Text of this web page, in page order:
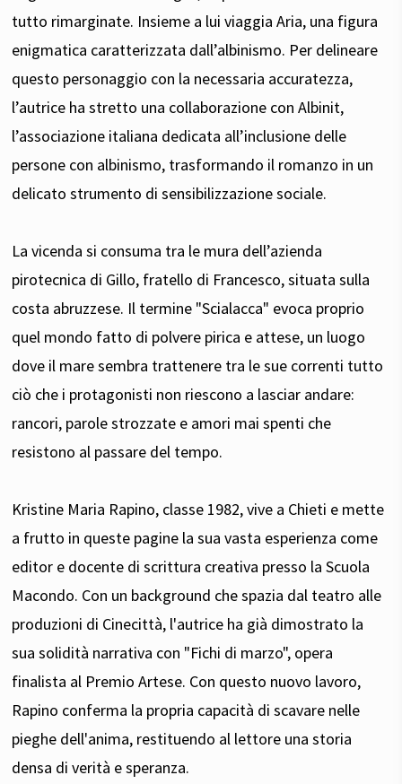
tutto rimarginate. Insieme a lui viaggia Aria, una figura
enigmatica caratterizzata dall’albinismo. Per delineare
questo personaggio con la necessaria accuratezza,
l’autrice ha stretto una collaborazione con Albinit,
l’associazione italiana dedicata all’inclusione delle
persone con albinismo, trasformando il romanzo in un
delicato strumento di sensibilizzazione sociale.
La vicenda si consuma tra le mura dell’azienda
pirotecnica di Gillo, fratello di Francesco, situata sulla
costa abruzzese. Il termine "Scialacca" evoca proprio
quel mondo fatto di polvere pirica e attese, un luogo
dove il mare sembra trattenere tra le sue correnti tutto
ciò che i protagonisti non riescono a lasciar andare:
rancori, parole strozzate e amori mai spenti che
resistono al passare del tempo.
Kristine Maria Rapino, classe 1982, vive a Chieti e mette
a frutto in queste pagine la sua vasta esperienza come
editor e docente di scrittura creativa presso la Scuola
Macondo. Con un background che spazia dal teatro alle
produzioni di Cinecittà, l'autrice ha già dimostrato la
sua solidità narrativa con "Fichi di marzo", opera
finalista al Premio Artese. Con questo nuovo lavoro,
Rapino conferma la propria capacità di scavare nelle
pieghe dell'anima, restituendo al lettore una storia
densa di verità e speranza.